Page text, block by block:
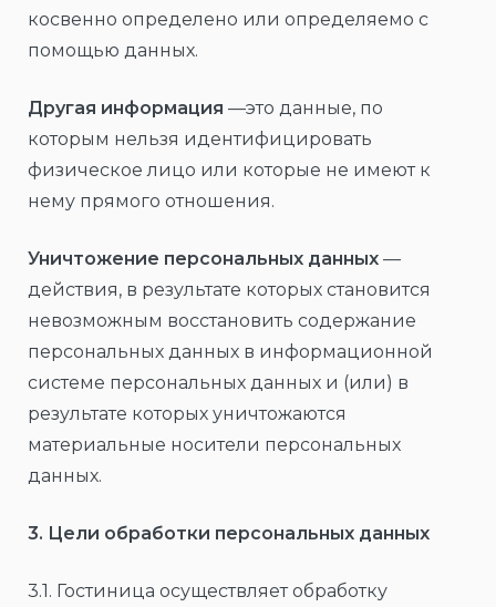
косвенно определено или определяемо с
помощью данных.
Другая информация —это данные, по
которым нельзя идентифицировать
физическое лицо или которые не имеют к
нему прямого отношения.
Уничтожение персональных данных —
действия, в результате которых становится
невозможным восстановить содержание
персональных данных в информационной
системе персональных данных и (или) в
результате которых уничтожаются
материальные носители персональных
данных.
3. Цели обработки персональных данных
3.1. Гостиница осуществляет обработку